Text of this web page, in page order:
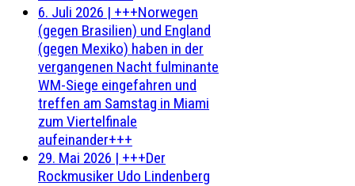
6. Juli 2026 | +++Norwegen
(gegen Brasilien) und England
(gegen Mexiko) haben in der
vergangenen Nacht fulminante
WM-Siege eingefahren und
treffen am Samstag in Miami
zum Viertelfinale
aufeinander+++
29. Mai 2026 | +++Der
Rockmusiker Udo Lindenberg